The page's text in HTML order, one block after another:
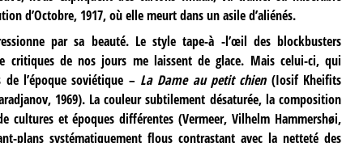
d’Octobre, 1917, où elle meurt dans un asile d’aliénés.
par sa beauté. Le style tape-à -l’œil des blockbusters
critiques de nos jours me laissent de glace. Mais celui-ci, qui
l’époque soviétique – La Dame au petit chien(Iosif Kheifits
1969). La couleur subtilement désaturée, la composition
cultures et époques différentes (Vermeer, Vilhelm Hammershøi,
plans systématiquement flous contrastant avec la netteté des